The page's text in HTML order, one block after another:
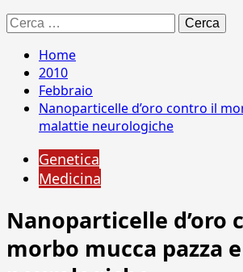
Ricerca
per:
Home
2010
Febbraio
Nanoparticelle d’oro contro il
malattie neurologiche
Genetica
Medicina
Nanoparticelle d’oro
morbo mucca pazza